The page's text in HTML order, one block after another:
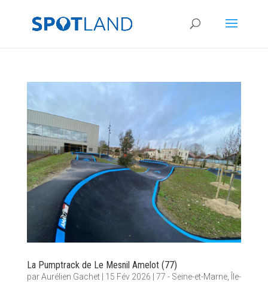
La Pumptrack de Le Mesnil Amelot (77)
parAurélien Gachet| 15 Fév 2026 77 - Seine-et-Marne,
Île-